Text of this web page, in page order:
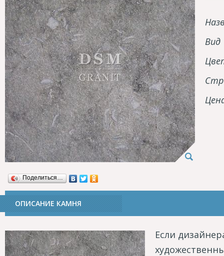
Вид
Поделиться…
ОПИСАНИЕ КАМНЯ
Если